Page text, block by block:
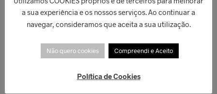
a sua experiência e os nossos serviços. Ao continuar a
navegar, consideramos que aceita a sua utilização.
Não quero cookies Compreendi e Aceito
Política de Cookies